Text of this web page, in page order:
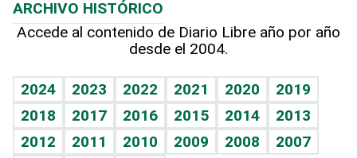
Hablando con el pediatra
Vida y familia
Eñe
Celebrando la vida
Línea de hit
TBT Deportivo
Más firmas
Hecho en casa
Guía del dinero
Cumpleaños
Horóscopos
Crucigramas
ARCHIVO HISTÓRICO
Accede al contenido de Diario Libre año por año
desde el 2004.
2024 2023 2022 2021 2020
2019
2018
2017 2016 2015 2014
2013
2012
2011 2010 2009 2008
2007